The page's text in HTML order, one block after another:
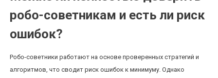
робо-советникам и есть ли риск
ошибок?
Робо-советники работают на основе проверенных стратегий и
алгоритмов, что сводит риск ошибок к минимуму. Однако